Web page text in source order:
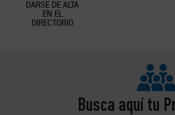
DARSE DE ALTA
EN EL
DIRECTORIO
Busca aquí tu